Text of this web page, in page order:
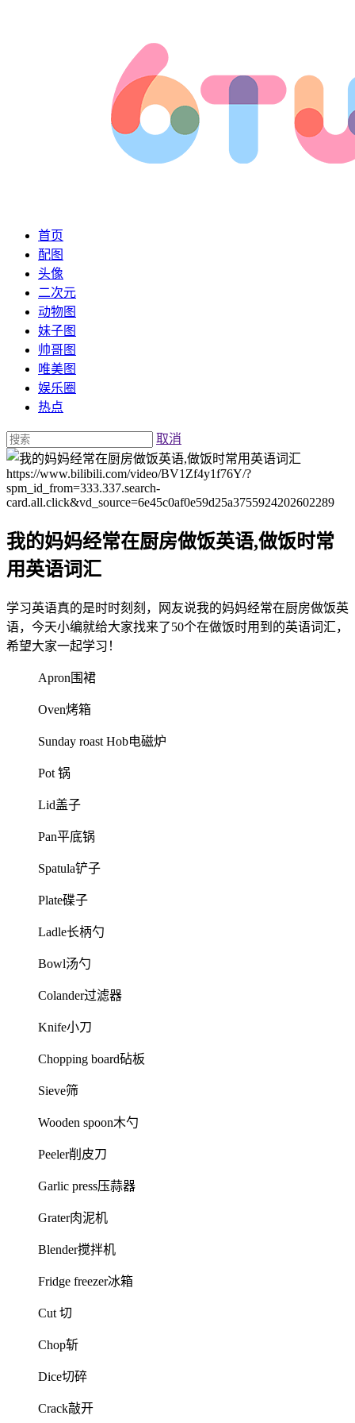
首页
配图
头像
二次元
动物图
妹子图
帅哥图
唯美图
娱乐圈
热点
取消
https://www.bilibili.com/video/BV1Zf4y1f76Y/?
spm_id_from=333.337.search-
card.all.click&vd_source=6e45c0af0e59d25a3755924202602289
我的妈妈经常在厨房做饭英语,做饭时常
用英语词汇
学习英语真的是时时刻刻，网友说我的妈妈经常在厨房做饭英
语，今天小编就给大家找来了50个在做饭时用到的英语词汇，
希望大家一起学习！
Apron围裙
Oven烤箱
Sunday roast Hob电磁炉
Pot 锅
Lid盖子
Pan平底锅
Spatula铲子
Plate碟子
Ladle长柄勺
Bowl汤勺
Colander过滤器
Knife小刀
Chopping board砧板
Sieve筛
Wooden spoon木勺
Peeler削皮刀
Garlic press压蒜器
Grater肉泥机
Blender搅拌机
Fridge freezer冰箱
Cut 切
Chop斩
Dice切碎
Crack敲开